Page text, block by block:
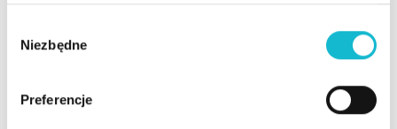
Niezbędne
Preferencje
wykładowczej, przekazana olbrzymia ilość wiedzy, nie
tylko tej dydaktycznej, lecz również praktycznej w bardzo
wielu obszarach. Pozwoliło mi to zrewidować,
dotychczasowe doświadczenia i umiejętności managerskie.
Studia MBA to doskonała atmosfera prowadzonych zajęć,